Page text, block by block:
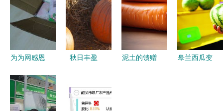
道风味
错了？
与实惠的完
美融合
小商品批
发，苹果削
皮刀引领生
活新体验
为为网感恩
厢有礼，共
赴美好生活
秋日丰盈
节颂歌
泥土的馈赠
皋兰西瓜变